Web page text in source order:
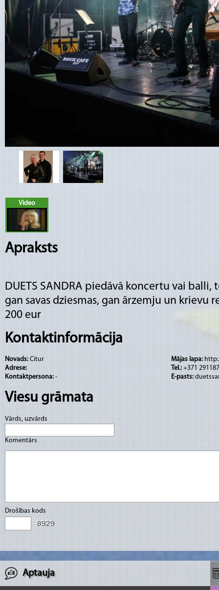
Video
Apraksts
DUETS SANDRA piedāvā koncertu vai balli,
gan savas dziesmas, gan ārzemju un krievu
200 eur
Kontaktinformācija
Novads: Citur
Adrese:
Kontaktpersona: -
Mājas lapa:
Tel.: +371
E-pasts:
Viesu grāmata
Vārds, uzvārds
Komentārs
Drošības kods
Aptauja